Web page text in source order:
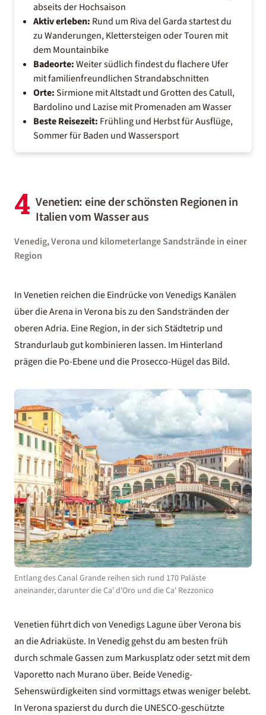
abseits der Hochsaison
Aktiv erleben: Rund um Riva del Garda startest du
zu Wanderungen, Klettersteigen oder Touren mit
dem Mountainbike
Badeorte:Weiter südlich findest du flachere Ufer
mit familienfreundlichen Strandabschnitten
Orte:Sirmione mit Altstadt und Grotten des Catull,
Bardolino und Lazise mit Promenaden am Wasser
Beste Reisezeit: Frühling und Herbst für Ausflüge,
Sommer für Baden und Wassersport
4 Venetien: eine der schönsten Regionen in
Italien vom Wasser aus
Venedig, Verona und kilometerlange Sandstrände in einer
Region
In Venetien reichen die Eindrücke von Venedigs Kanälen
über die Arena in Verona bis zu den Sandstränden der
oberen Adria. Eine Region, in der sich Städtetrip und
Strandurlaub gut kombinieren lassen. Im Hinterland
prägen die Po-Ebene und die Prosecco-Hügel das Bild.
Entlang des Canal Grande reihen sich rund 170 Paläste
aneinander, darunter die Ca' d'Oro und die Ca' Rezzonico
Venetienführt dich von Venedigs Lagune über Verona bis
an die Adriaküste. In Venedig gehst du am besten früh
durch schmale Gassen zum Markusplatz oder setzt mit dem
Vaporetto nach Murano über. BeideVenedig-
Sehenswürdigkeitensind vormittags etwas weniger belebt.
In Verona spazierst du durch die UNESCO-geschützte